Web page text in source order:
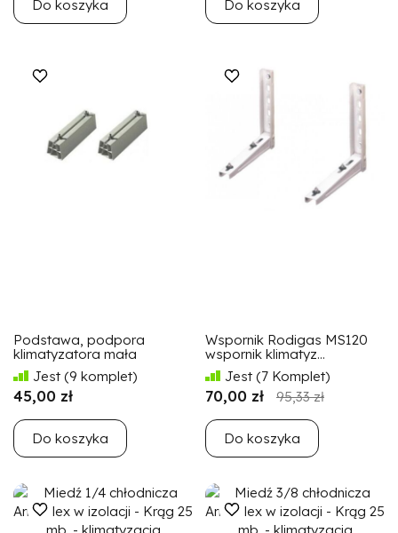
Do koszyka Do koszyka
Podstawa, podpora
klimatyzatora mała
Jest (9 komplet)
45,00 zł
Do koszyka
Wspornik Rodigas MS120
wspornik klimatyz...
Jest (7 Komplet)
70,00 zł 95,33 zł
Do koszyka